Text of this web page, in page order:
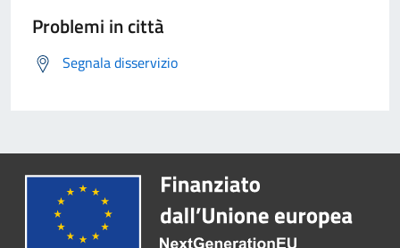
Problemi in città
Segnala disservizio